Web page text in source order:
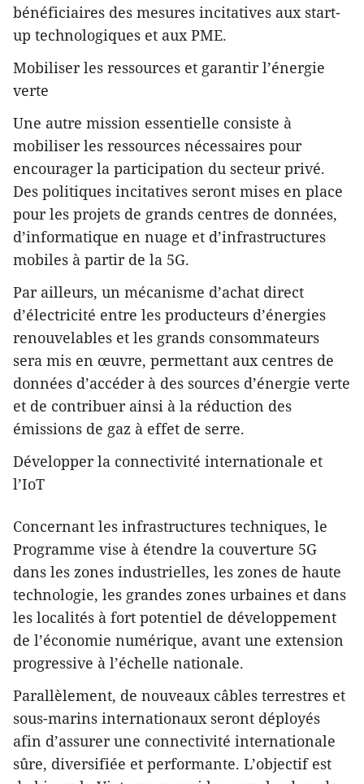
bénéficiaires des mesures incitatives aux start-
up technologiques et aux PME.
Mobiliser les ressources et garantir l’énergie
verte
Une autre mission essentielle consiste à
mobiliser les ressources nécessaires pour
encourager la participation du secteur privé.
Des politiques incitatives seront mises en place
pour les projets de grands centres de données,
d’informatique en nuage et d’infrastructures
mobiles à partir de la 5G.
Par ailleurs, un mécanisme d’achat direct
d’électricité entre les producteurs d’énergies
renouvelables et les grands consommateurs
sera mis en œuvre, permettant aux centres de
données d’accéder à des sources d’énergie verte
et de contribuer ainsi à la réduction des
émissions de gaz à effet de serre.
Développer la connectivité internationale et
l’IoT
Concernant les infrastructures techniques, le
Programme vise à étendre la couverture 5G
dans les zones industrielles, les zones de haute
technologie, les grandes zones urbaines et dans
les localités à fort potentiel de développement
de l’économie numérique, avant une extension
progressive à l’échelle nationale.
Parallèlement, de nouveaux câbles terrestres et
sous-marins internationaux seront déployés
afin d’assurer une connectivité internationale
sûre, diversifiée et performante. L’objectif est